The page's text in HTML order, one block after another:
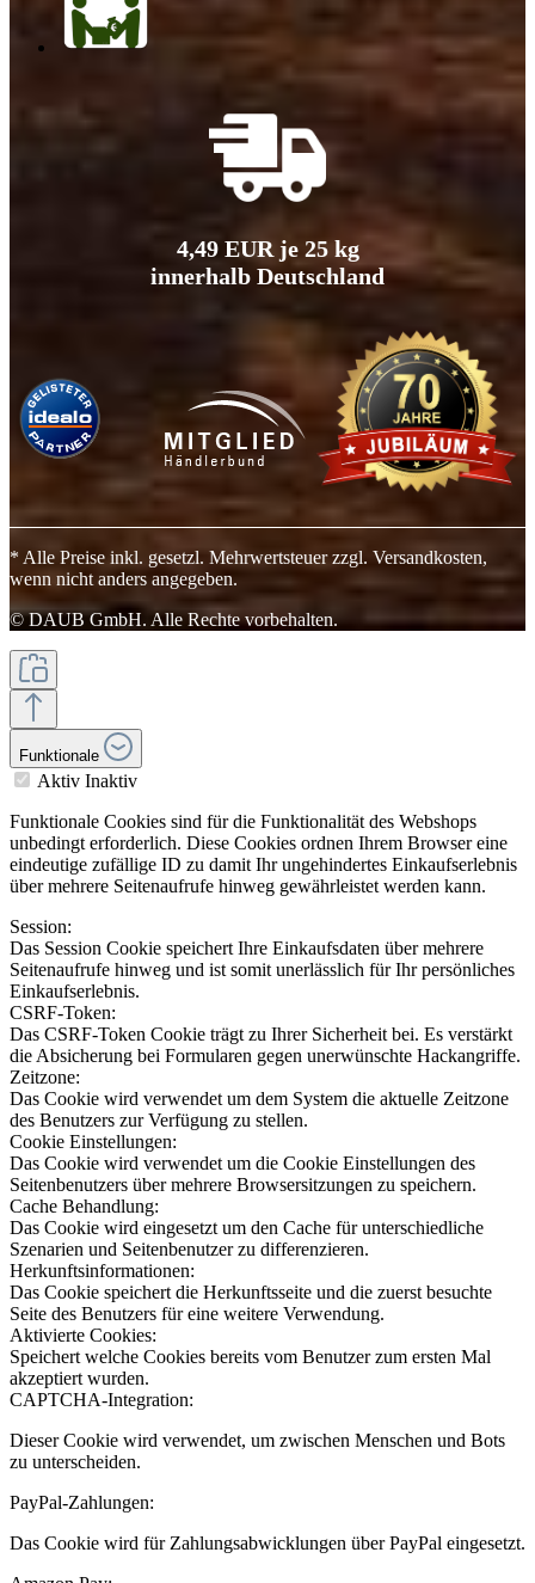
4,49 EUR je 25 kg
innerhalb Deutschland
* Alle Preise inkl. gesetzl. Mehrwertsteuer zzgl. Versandkosten,
wenn nicht anders angegeben.
© DAUB GmbH. Alle Rechte vorbehalten.
Funktionale
Aktiv Inaktiv
Funktionale Cookies sind für die Funktionalität des Webshops
unbedingt erforderlich. Diese Cookies ordnen Ihrem Browser eine
eindeutige zufällige ID zu damit Ihr ungehindertes Einkaufserlebnis
über mehrere Seitenaufrufe hinweg gewährleistet werden kann.
Session:
Das Session Cookie speichert Ihre Einkaufsdaten über mehrere
Seitenaufrufe hinweg und ist somit unerlässlich für Ihr persönliches
Einkaufserlebnis.
CSRF-Token:
Das CSRF-Token Cookie trägt zu Ihrer Sicherheit bei. Es verstärkt
die Absicherung bei Formularen gegen unerwünschte Hackangriffe.
Zeitzone:
Das Cookie wird verwendet um dem System die aktuelle Zeitzone
des Benutzers zur Verfügung zu stellen.
Cookie Einstellungen:
Das Cookie wird verwendet um die Cookie Einstellungen des
Seitenbenutzers über mehrere Browsersitzungen zu speichern.
Cache Behandlung:
Das Cookie wird eingesetzt um den Cache für unterschiedliche
Szenarien und Seitenbenutzer zu differenzieren.
Herkunftsinformationen:
Das Cookie speichert die Herkunftsseite und die zuerst besuchte
Seite des Benutzers für eine weitere Verwendung.
Aktivierte Cookies:
Speichert welche Cookies bereits vom Benutzer zum ersten Mal
akzeptiert wurden.
CAPTCHA-Integration:
Dieser Cookie wird verwendet, um zwischen Menschen und Bots
zu unterscheiden.
PayPal-Zahlungen:
Das Cookie wird für Zahlungsabwicklungen über PayPal eingesetzt.